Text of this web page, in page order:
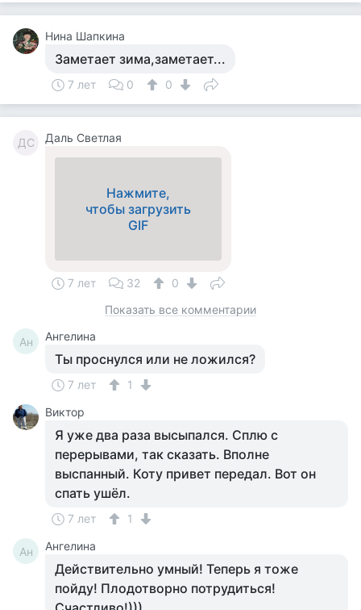
Нина Шапкина
Заметает зима,заметает...
7 лет 0 0
ДС Даль Светлая
Нажмите,
чтобы загрузить
GIF
7 лет 32
0
Показать все комментарии
Ан Ангелина
Ты проснулся или не ложился?
7 лет
1
Виктор
Я уже два раза высыпался. Сплю с
перерывами, так сказать. Вполне
выспанный. Коту привет передал. Вот он
спать ушёл.
7 лет 1
Ан Ангелина
Действительно умный! Теперь я тоже
пойду! Плодотворно потрудиться!